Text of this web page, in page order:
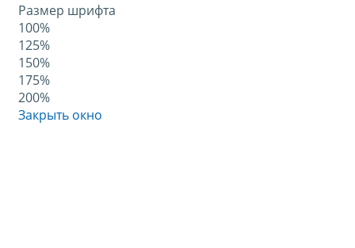
Размер шрифта
100%
125%
150%
175%
200%
Закрыть окно